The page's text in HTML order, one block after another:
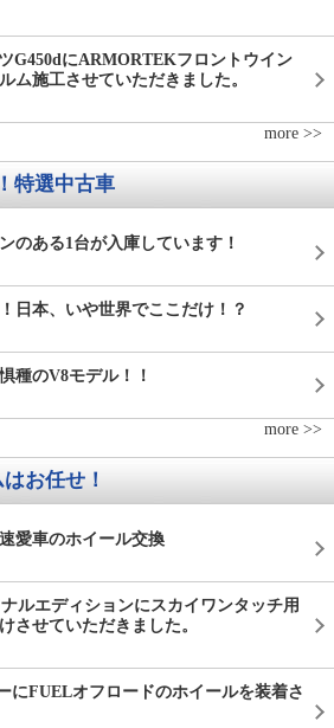
G450dにARMORTEKフロントウイン
ム施工させていただきました。
more >>
特選中古車
のある1台が入庫しています！
日本、いや世界でここだけ！？
種のV8モデル！！
more >>
お任せ！
愛車のホイール交換
ルエディションにスカイワンタッチ用
させていただきました。
にFUELオフロードのホイールを装着さ